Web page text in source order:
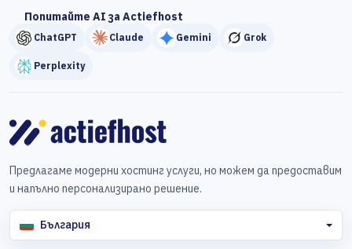
Попитайте AI за Actiefhost
ChatGPT Claude Gemini Grok
Perplexity
Предлагаме модерни хостинг услуги, но можем да предоставим
и напълно персонализирано решение.
България